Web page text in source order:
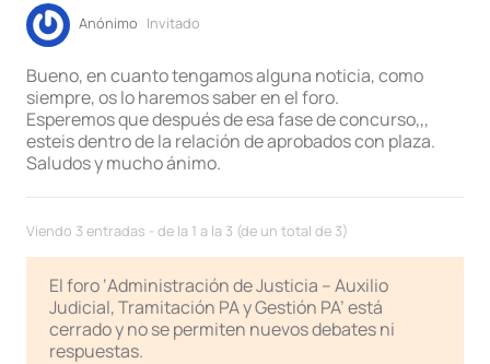
Anónimo Invitado
Bueno, en cuanto tengamos alguna noticia, como
siempre, os lo haremos saber en el foro.
Esperemos que después de esa fase de concurso,,,
esteis dentro de la relación de aprobados con plaza.
Saludos y mucho ánimo.
Viendo 3 entradas - de la 1 a la 3 (de un total de 3)
El foro ‘Administración de Justicia – Auxilio
Judicial, Tramitación PA y Gestión PA’ está
cerrado y no se permiten nuevos debates ni
respuestas.